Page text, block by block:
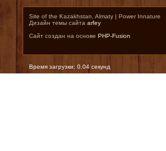
Site of the Kazakhstan, Almaty | Power Innature
Дизайн темы сайта arfey
Сайт создан на основе PHP-Fusion
Время загрузки: 0.04 секунд